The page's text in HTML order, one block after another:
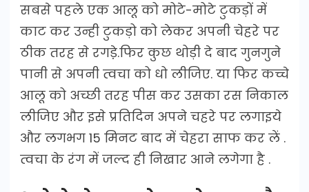
सबसे पहले एक आलू को मोटे-मोटे टुकड़ों में
काट कर उन्ही टुकड़ो को लेकर अपनी चेहरे पर
ठीक तरह से रगडे़.फिर कुछ थोड़ी दे बाद गुनगुने
पानी से अपनी त्वचा को धो लीजिए. या फिर कच्चे
आलू को अच्छी तरह पीस कर उसका रस निकाल
लीजिए और इसे प्रतिदिन अपने चहरे पर लगाइये
और लगभग 15 मिनट बाद में चेहरा साफ कर लें .
त्वचा के रंग में जल्द ही निखार आने लगेगा है .